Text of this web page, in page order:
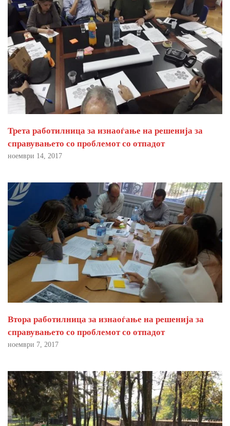
Трета работилница за изнаоѓање на решенија за
справувањето со проблемот со отпадот
ноември 14, 2017
Втора работилница за изнаоѓање на решенија за
справувањето со проблемот со отпадот
ноември 7, 2017